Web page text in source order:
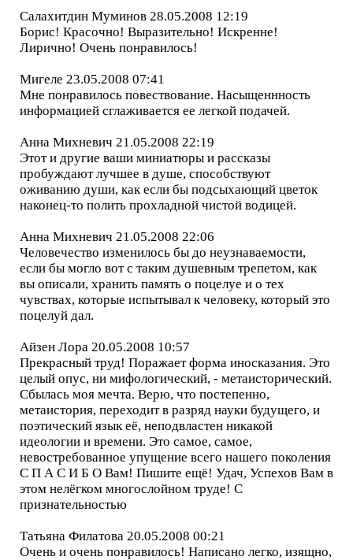
Салахитдин Муминов 28.05.2008 12:19
Борис! Красочно! Выразительно! Искренне!
Лирично! Очень понравилось!
Мигеле 23.05.2008 07:41
Мне понравилось повествование. Насыщеннность
информацией сглаживается ее легкой подачей.
Анна Михневич 21.05.2008 22:19
Этот и другие ваши миниатюры и рассказы
пробуждают лучшее в душе, способствуют
оживанию души, как если бы подсыхающий цветок
наконец-то полить прохладной чистой водицей.
Анна Михневич 21.05.2008 22:06
Человечество изменилось бы до неузнаваемости,
если бы могло вот с таким душевным трепетом, как
вы описали, хранить память о поцелуе и о тех
чувствах, которые испытывал к человеку, который это
поцелуй дал.
Айзен Лора 20.05.2008 10:57
Прекрасный труд! Поражает форма иносказания. Это
целый опус, ни мифологический, - метаисторический.
Сбылась моя мечта. Верю, что постепенно,
метаистория, переходит в разряд науки будущего, и
поэтический язык её, неподвластен никакой
идеологии и времени. Это самое, самое,
невостребованное упущение всего нашего поколения
С П А С И Б О Вам! Пишите ещё! Удач, Успехов Вам в
этом нелёгком многослойном труде! С
признательностью
Татьяна Филатова 20.05.2008 00:21
Очень и очень понравилось! Написано легко, изящно,